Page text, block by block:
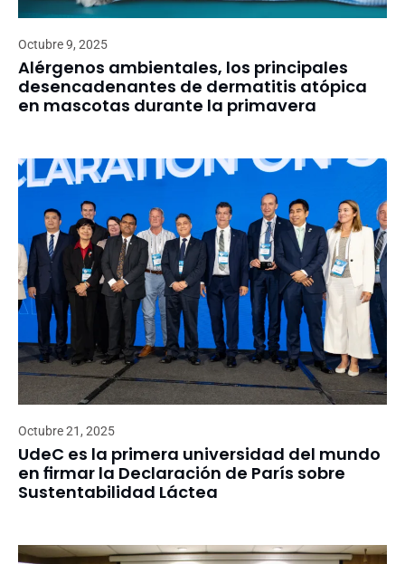
Octubre 9, 2025
Alérgenos ambientales, los principales
desencadenantes de dermatitis atópica
en mascotas durante la primavera
Octubre 21, 2025
UdeC es la primera universidad del mundo
en firmar la Declaración de París sobre
Sustentabilidad Láctea